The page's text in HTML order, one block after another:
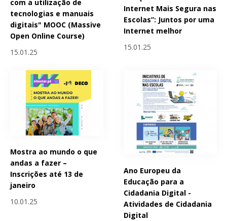
com a utilização de
tecnologias e manuais
digitais" MOOC (Massive
Open Online Course)
15.01.25
Internet Mais Segura nas
Escolas”: Juntos por uma
Internet melhor
15.01.25
Mostra ao mundo o que
andas a fazer –
Inscrições até 13 de
janeiro
10.01.25
Ano Europeu da
Educação para a
Cidadania Digital -
Atividades de Cidadania
Digital